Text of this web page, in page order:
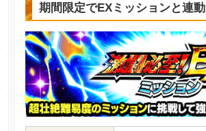
期間限定でEXミッションと連動